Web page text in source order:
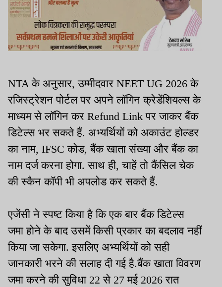
NTA के अनुसार, उम्मीदवार NEET UG 2026 के
रजिस्ट्रेशन पोर्टल पर अपने लॉगिन क्रेडेंशियल्स के
माध्यम से लॉगिन कर Refund Link पर जाकर बैंक
डिटेल्स भर सकते हैं. अभ्यर्थियों को अकाउंट होल्डर
का नाम, IFSC कोड, बैंक खाता संख्या और बैंक का
नाम दर्ज करना होगा. साथ ही, चाहें तो कैंसिल चेक
की स्कैन कॉपी भी अपलोड कर सकते हैं.
एजेंसी ने स्पष्ट किया है कि एक बार बैंक डिटेल्स
जमा होने के बाद उसमें किसी प्रकार का बदलाव नहीं
किया जा सकेगा. इसलिए अभ्यर्थियों को सही
जानकारी भरने की सलाह दी गई है.बैंक खाता विवरण
जमा करने की सुविधा 22 से 27 मई 2026 रात